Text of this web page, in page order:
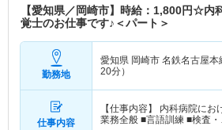
【愛知県／岡崎市】時給：1,800円☆内
覚士のお仕事です♪＜パート＞
勤務地
愛知県 岡崎市 名鉄名古屋本
20分）
仕事内容
【仕事内容】 内科病院に
業務全般 ■言語訓練 ■検査